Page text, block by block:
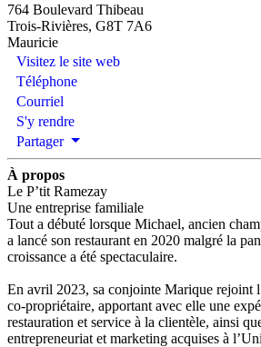
764 Boulevard Thibeau
Trois-Rivières, G8T 7A6
Mauricie
Visitez le site web
Téléphone
Courriel
S'y rendre
Partager
À propos
Le P’tit Ramezay
Une entreprise familiale
Tout a débuté lorsque Michael, ancien
a lancé son restaurant en 2020 malgré la
croissance a été spectaculaire.
En avril 2023, sa conjointe Marique rejoint
co-propriétaire, apportant avec elle une
restauration et service à la clientèle, ainsi
entrepreneuriat et marketing acquises à